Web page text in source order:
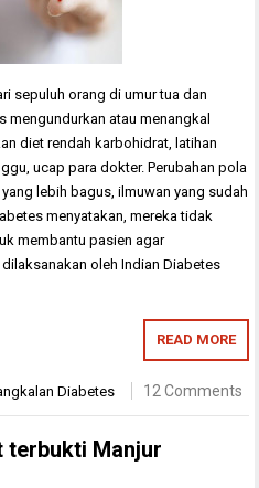
sepuluh orang di umur tua dan
mengundurkan atau menangkal
diet rendah karbohidrat, latihan
ucap para dokter. Perubahan pola
lebih bagus, ilmuwan yang sudah
menyatakan, mereka tidak
membantu pasien agar
oleh Indian Diabetes
READ MORE
Diabetes 12 Comments
terbukti Manjur